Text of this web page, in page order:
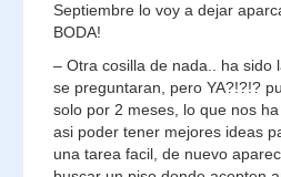
Septiembre lo voy a dejar
BODA!
– Otra cosilla de nada.. ha sido
se preguntaran, pero YA?!?!?
solo por 2 meses, lo que nos
asi poder tener mejores ideas
una tarea facil, de nuevo